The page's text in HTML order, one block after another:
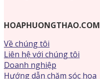
HOAPHUONGTHAO.COM
Về chúng tôi
Liên hệ với chúng tôi
Doanh nghiệp
Hướng dẫn chăm sóc hoa